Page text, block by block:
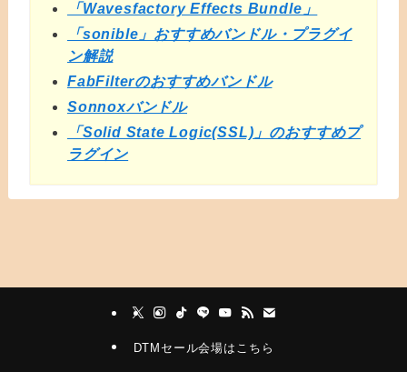
「Wavesfactory Effects Bundle」
「sonible」おすすめバンドル・プラグイ
ン解説
FabFilterのおすすめバンドル
Sonnoxバンドル
「Solid State Logic(SSL)」のおすすめプ
ラグイン
DTMセール会場はこちら